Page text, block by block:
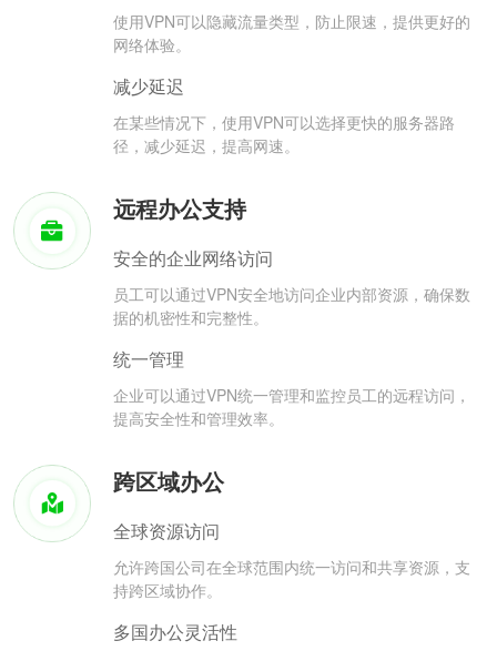
使用VPN可以隐藏流量类型，防止限速，提供更好的
网络体验。
减少延迟
在某些情况下，使用VPN可以选择更快的服务器路
径，减少延迟，提高网速。
远程办公支持
安全的企业网络访问
员工可以通过VPN安全地访问企业内部资源，确保数
据的机密性和完整性。
统一管理
企业可以通过VPN统一管理和监控员工的远程访问，
提高安全性和管理效率。
跨区域办公
全球资源访问
允许跨国公司在全球范围内统一访问和共享资源，支
持跨区域协作。
多国办公灵活性